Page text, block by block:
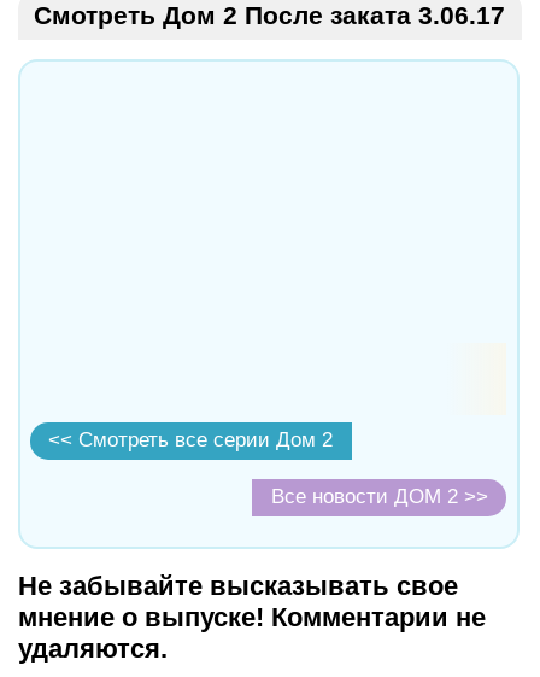
Смотреть Дом 2 После заката 3.06.17
<< Смотреть все серии Дом 2
Все новости ДОМ 2 >>
Не забывайте высказывать свое
мнение о выпуске! Комментарии не
удаляются.